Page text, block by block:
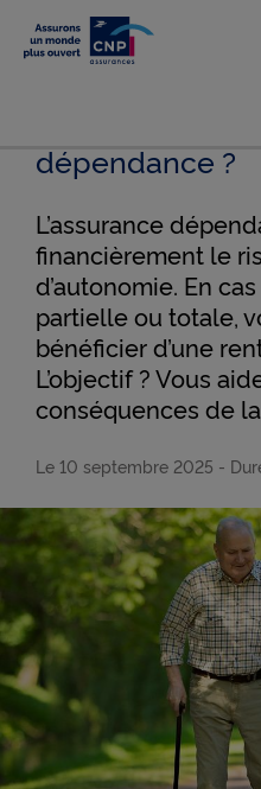
Particuliers
Le
Nos
solutions
Questions,
réponses
réglementée
Accessibilité
Particuliers
Le Mag
l'assurance
claire et
utile
Qu'est-
ce qu'une
assurance
dépendance
dépendance ?
L’assurance
financièrement le
d’autonomie. En
partielle ou totale,
bénéficier d’une
L’objectif ? Vous
conséquences de
Le 10 septembre 2025 -